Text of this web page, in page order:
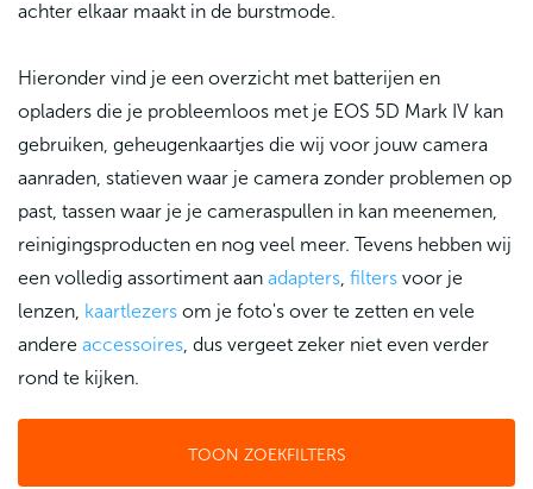
TOON ZOEKFILTERS
achter elkaar maakt in de burstmode.
Hieronder vind je een overzicht met batterijen en
opladers die je probleemloos met je EOS 5D Mark IV kan
gebruiken, geheugenkaartjes die wij voor jouw camera
aanraden, statieven waar je camera zonder problemen op
past, tassen waar je je cameraspullen in kan meenemen,
reinigingsproducten en nog veel meer. Tevens hebben wij
een volledig assortiment aan adapters filters voor je
lenzen, kaartlezers om je foto's over te zetten en vele
andere accessoires , dus vergeet zeker niet even verder
rond te kijken.